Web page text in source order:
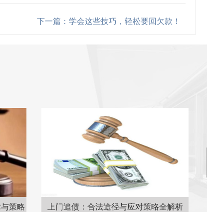
下一篇：学会这些技巧，轻松要回欠款！
解析 上门追债需注意合法性、安全性及催债效果，追讨债务前应了解债权债务关系